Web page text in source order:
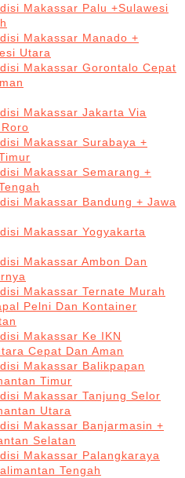
Makassar Palu +Sulawesi
Makassar Manado +
Utara
Makassar Gorontalo Cepat
Makassar Jakarta Via
Makassar Surabaya +
Makassar Semarang +
Makassar Bandung + Jawa
Makassar Yogyakarta
Makassar Ambon Dan
Makassar Ternate Murah
Pelni Dan Kontainer
Makassar Ke IKN
Cepat Dan Aman
Makassar Balikpapan
Timur
Makassar Tanjung Selor
Utara
Makassar Banjarmasin +
Selatan
Makassar Palangkaraya
Tengah